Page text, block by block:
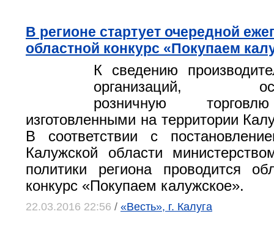
В регионе стартует очередной
областной конкурс «Покупаем
К сведению
организаций,
розничную
изготовленными на территории
В соответствии с
Калужской области
политики региона проводится
конкурс «Покупаем калужское».
22.03.2016 22:56 / «Весть», г. Калуга